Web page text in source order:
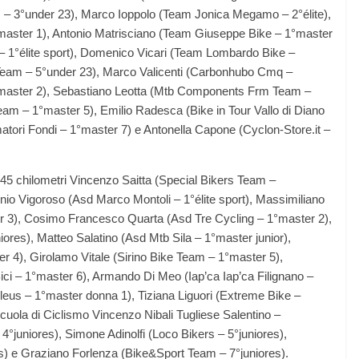
3°under 23), Marco Ioppolo (Team Jonica Megamo – 2°élite),
1), Antonio Matrisciano (Team Giuseppe Bike – 1°master
sport), Domenico Vicari (Team Lombardo Bike –
– 5°under 23), Marco Valicenti (Carbonhubo Cmq –
2), Sebastiano Leotta (Mtb Components Frm Team –
– 1°master 5), Emilio Radesca (Bike in Tour Vallo di Diano
Fondi – 1°master 7) e Antonella Capone (Cyclon-Store.it –
chilometri Vincenzo Saitta (Special Bikers Team –
Vigoroso (Asd Marco Montoli – 1°élite sport), Massimiliano
3), Cosimo Francesco Quarta (Asd Tre Cycling – 1°master 2),
Matteo Salatino (Asd Mtb Sila – 1°master junior),
4), Girolamo Vitale (Sirino Bike Team – 1°master 5),
– 1°master 6), Armando Di Meo (Iap’ca Iap’ca Filignano –
– 1°master donna 1), Tiziana Liguori (Extreme Bike –
di Ciclismo Vincenzo Nibali Tugliese Salentino –
Simone Adinolfi (Loco Bikers – 5°juniores),
e Graziano Forlenza (Bike&Sport Team – 7°juniores).